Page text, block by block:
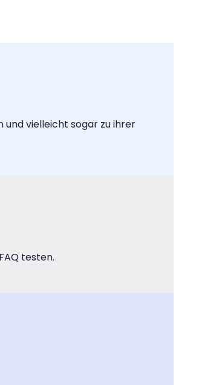
und vielleicht sogar zu ihrer
testen.